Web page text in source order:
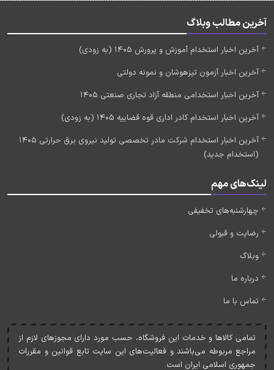
آخرین مطالب وبلاگ
آخرین اخبار استخدام آموزش و پرورش 1405 (به زودی)
آخرین اخبار آزمون تیزهوشان و نمونه دولتی
آخرین اخبار استخدامی منطقه آزاد تجاری صنعتی 1405
آخرین اخبار استخدام کادر اداری قوه قضاییه 1405 (به زودی)
آخرین اخبار استخدام شرکت مادر تخصصی تولید نیروی برق حرارتی 1405
(استخدام جدید)
لینک‌های مهم
چهارشنبه‌های تخفیفی
رضایت و قبولی
وبلاگ
درباره ما
تماس با ما
تمامی کالاها و خدمات اين فروشگاه، حسب مورد دارای مجوزهای لازم از
مراجع مربوطه می‌باشند و فعاليت‌های اين سايت تابع قوانين و مقررات
جمهوری اسلامی ايران است.